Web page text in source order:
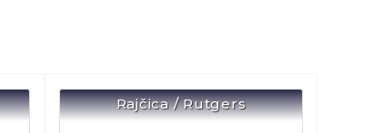
Rajčica / Rutgers